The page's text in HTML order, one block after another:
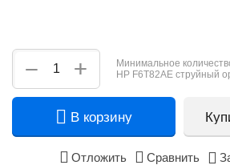
+
−
Минимальное
HP F6T82AE струйный
В корзину
Отложить Сравнить